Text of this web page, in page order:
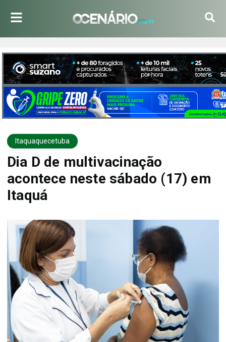
Itaquaquecetuba
Dia D de multivacinação
acontece neste sábado (17) em
Itaquá